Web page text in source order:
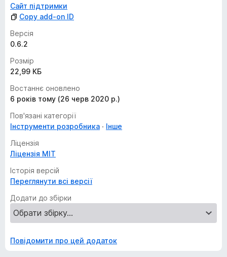
Сайт підтримки
Copy add-on ID
Версія
0.6.2
Розмір
22,99 КБ
Востаннє оновлено
6 років тому (26 черв 2020 р.)
Пов'язані категорії
Інструменти розробника
Інше
Ліцензія
Ліцензія MIT
Історія версій
Переглянути всі версії
Додати до збірки
Повідомити про цей додаток